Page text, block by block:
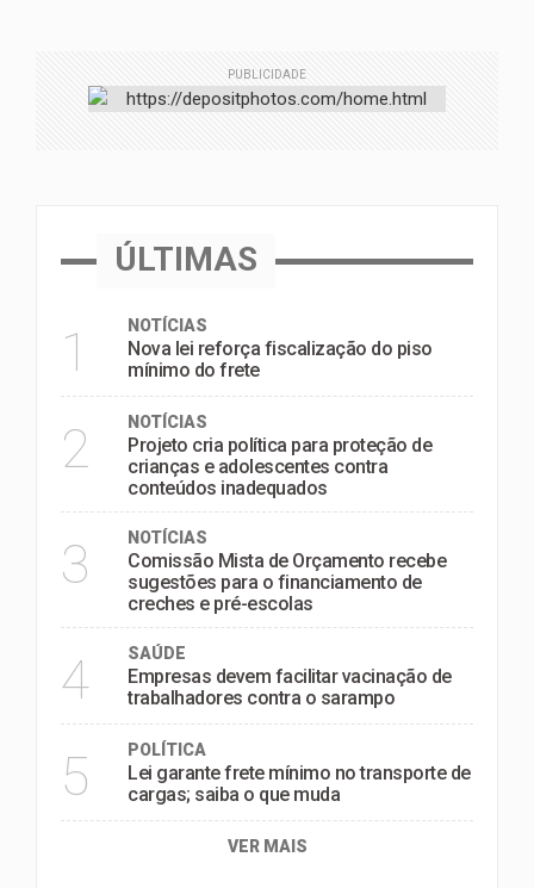
PUBLICIDADE
ÚLTIMAS
1 NOTÍCIAS
Nova lei reforça fiscalização do piso
mínimo do frete
2 NOTÍCIAS
Projeto cria política para proteção de
crianças e adolescentes contra
conteúdos inadequados
3 NOTÍCIAS
Comissão Mista de Orçamento recebe
sugestões para o financiamento de
creches e pré-escolas
4 SAÚDE
Empresas devem facilitar vacinação de
trabalhadores contra o sarampo
5 POLÍTICA
Lei garante frete mínimo no transporte de
cargas; saiba o que muda
VER MAIS